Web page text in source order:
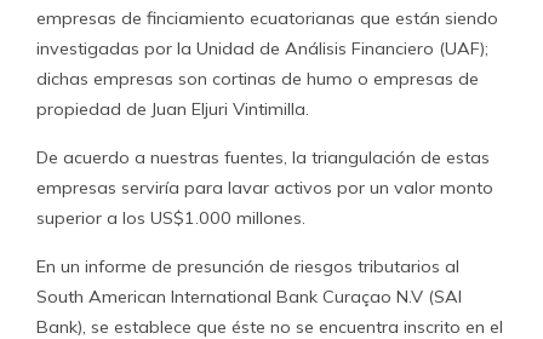
empresas de finciamiento ecuatorianas que están siendo
investigadas por la Unidad de Análisis Financiero (UAF);
dichas empresas son cortinas de humo o empresas de
propiedad de Juan Eljuri Vintimilla.
De acuerdo a nuestras fuentes, la triangulación de estas
empresas serviría para lavar activos por un valor monto
superior a los US$1.000 millones.
En un informe de presunción de riesgos tributarios al
South American International Bank Curaçao N.V (SAI
Bank), se establece que éste no se encuentra inscrito en el